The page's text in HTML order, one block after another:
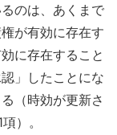
のは、あくまで
が有効に存在す
に存在すること
」したことにな
（時効が更新さ
）。